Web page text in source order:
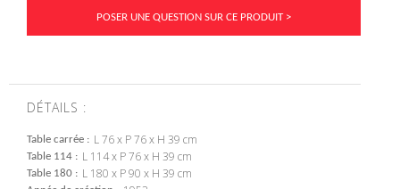
POSER UNE QUESTION SUR CE PRODUIT >
DÉTAILS :
Table carrée L 76 x P 76 x H 39 cm
Table 114 L 114 x P 76 x H 39 cm
Table 180 L 180 x P 90 x H 39 cm